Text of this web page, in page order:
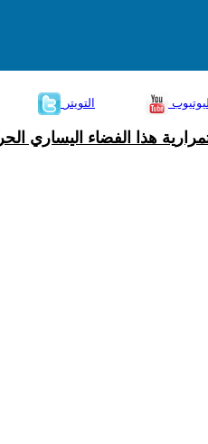
التويتر
هذا الفضاء اليساري الحر